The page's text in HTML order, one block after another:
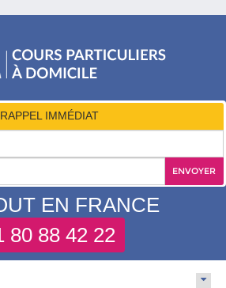
RAPPEL IMMÉDIAT
EN FRANCE
80 88 42 22